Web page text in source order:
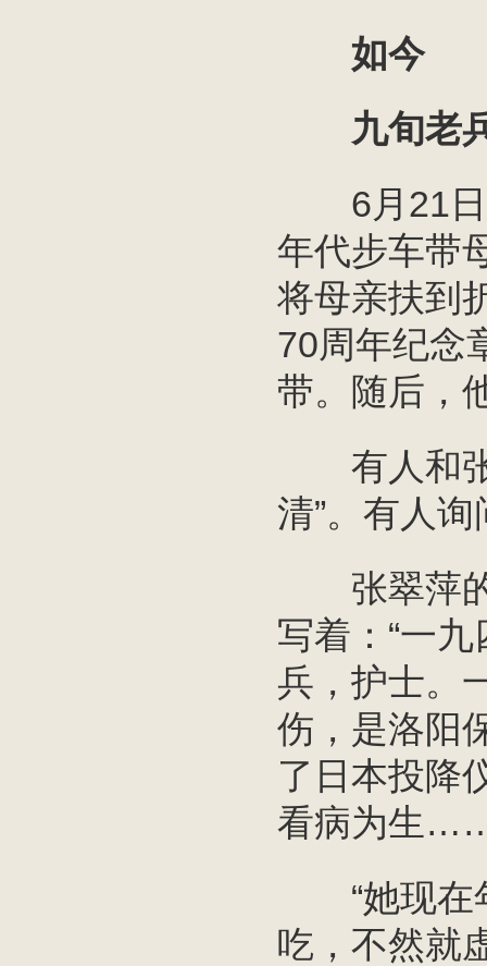
如今
九旬老兵
6月21日
年代步车带
将母亲扶到
70周年纪念
带。随后，
有人和张
清”。有人
张翠萍的
写着：“一
兵，护士。
伤，是洛阳
了日本投降
看病为生
“她现在年
吃，不然就